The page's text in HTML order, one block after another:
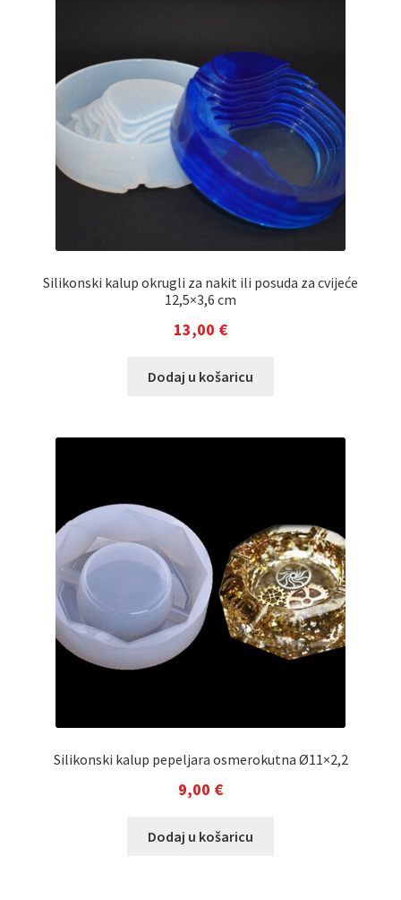
Silikonski kalup okrugli za nakit ili posuda za cvijeće
12,5×3,6 cm
13,00 €
Dodaj u košaricu
Silikonski kalup pepeljara osmerokutna Ø11×2,2
9,00 €
Dodaj u košaricu